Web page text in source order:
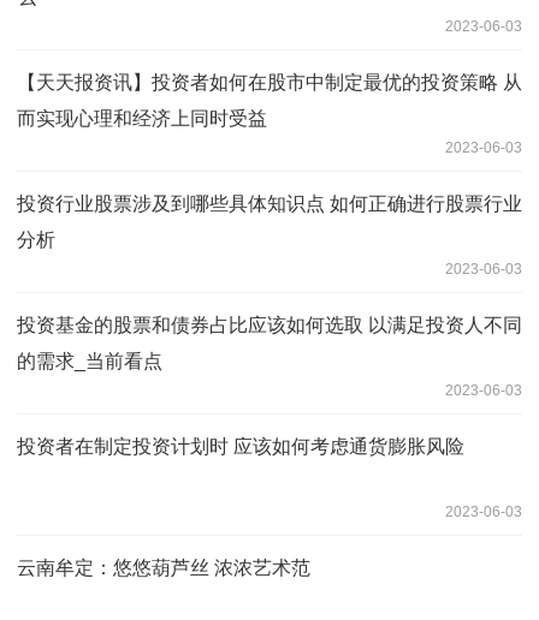
2023-06-03
【天天报资讯】投资者如何在股市中制定最优的投资策略 从
而实现心理和经济上同时受益
2023-06-03
投资行业股票涉及到哪些具体知识点 如何正确进行股票行业
分析
2023-06-03
投资基金的股票和债券占比应该如何选取 以满足投资人不同
的需求_当前看点
2023-06-03
投资者在制定投资计划时 应该如何考虑通货膨胀风险
2023-06-03
云南牟定：悠悠葫芦丝 浓浓艺术范